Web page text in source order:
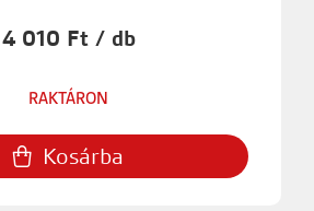
4 010 Ft / db
RAKTÁRON
Kosárba